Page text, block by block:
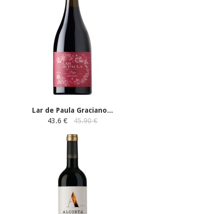
Lar de Paula Graciano...
43.6 €
45.90 €